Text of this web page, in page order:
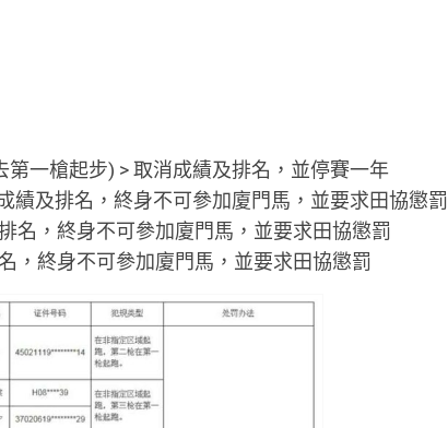
一槍起步) > 取消成績及排名，並停賽一年
績及排名，終身不可參加廈門馬，並要求田協懲罰
名，終身不可參加廈門馬，並要求田協懲罰
，終身不可參加廈門馬，並要求田協懲罰